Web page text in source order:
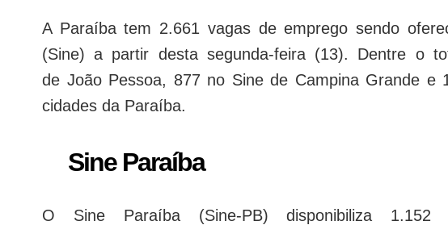
A Paraíba tem 2.661 vagas de emprego sendo
(Sine) a partir desta segunda-feira (13). Dentre o
de João Pessoa, 877 no Sine de Campina Grande e
cidades da Paraíba.
Sine Paraíba
O Sine Paraíba (Sine-PB) disponibiliza